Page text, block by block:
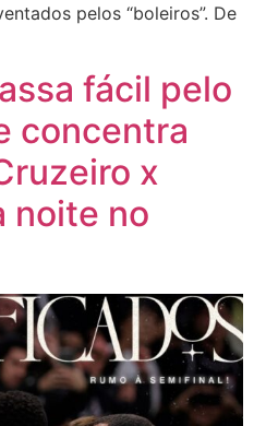
pelos “boleiros”. De
fácil pelo
concentra
x
noite no